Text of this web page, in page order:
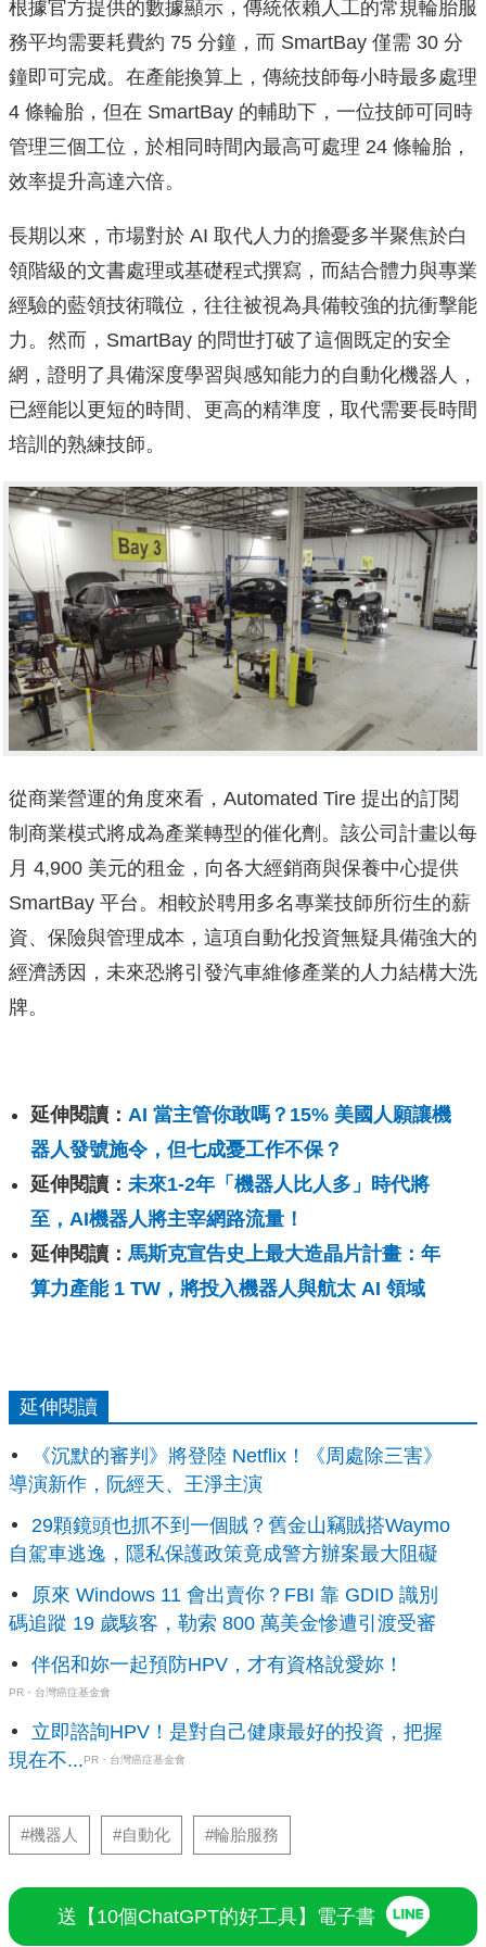
根據官方提供的數據顯示，傳統依賴人工的常規輪胎服
務平均需要耗費約 75 分鐘，而 SmartBay 僅需 30 分
鐘即可完成。在產能換算上，傳統技師每小時最多處理
4 條輪胎，但在 SmartBay 的輔助下，一位技師可同時
管理三個工位，於相同時間內最高可處理 24 條輪胎，
效率提升高達六倍。
長期以來，市場對於 AI 取代人力的擔憂多半聚焦於白
領階級的文書處理或基礎程式撰寫，而結合體力與專業
經驗的藍領技術職位，往往被視為具備較強的抗衝擊能
力。然而，SmartBay 的問世打破了這個既定的安全
網，證明了具備深度學習與感知能力的自動化機器人，
已經能以更短的時間、更高的精準度，取代需要長時間
培訓的熟練技師。
從商業營運的角度來看，Automated Tire 提出的訂閱
制商業模式將成為產業轉型的催化劑。該公司計畫以每
月 4,900 美元的租金，向各大經銷商與保養中心提供
SmartBay 平台。相較於聘用多名專業技師所衍生的薪
資、保險與管理成本，這項自動化投資無疑具備強大的
經濟誘因，未來恐將引發汽車維修產業的人力結構大洗
牌。
延伸閱讀： AI 當主管你敢嗎？15% 美國人願讓機
器人發號施令，但七成憂工作不保？
延伸閱讀： 未來1-2年「機器人比人多」時代將
至，AI機器人將主宰網路流量！
延伸閱讀： 馬斯克宣告史上最大造晶片計畫：年
算力產能 1 TW，將投入機器人與航太 AI 領域
延伸閱讀
《沉默的審判》將登陸 Netflix！《周處除三害》
導演新作，阮經天、王淨主演
29顆鏡頭也抓不到一個賊？舊金山竊賊搭Waymo
自駕車逃逸，隱私保護政策竟成警方辦案最大阻礙
原來 Windows 11 會出賣你？FBI 靠 GDID 識別
碼追蹤 19 歲駭客，勒索 800 萬美金慘遭引渡受審
伴侶和妳一起預防HPV，才有資格說愛妳！
PR・台灣癌症基金會
立即諮詢HPV！是對自己健康最好的投資，把握
現在不... PR・台灣癌症基金會
#機器人 #自動化 #輪胎服務
送【10個ChatGPT的好工具】電子書